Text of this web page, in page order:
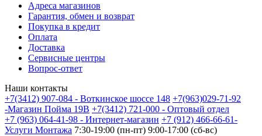
Адреса магазинов
Гарантия, обмен и возврат
Покупка в кредит
Оплата
Доставка
Сервисные центры
Вопрос-ответ
Наши контакты
+7(3412) 907-084 - Воткинское шоссе 148 +7(963)029-71-92
-Магазин Пойма 19В +7(3412) 721-000 - Оптовый отдел
+7 (963) 064-41-98 - Интернет-магазин +7 (912) 466-66-61-
Услуги Монтажа 7:30-19:00 (пн-пт) 9:00-17:00 (сб-вс)